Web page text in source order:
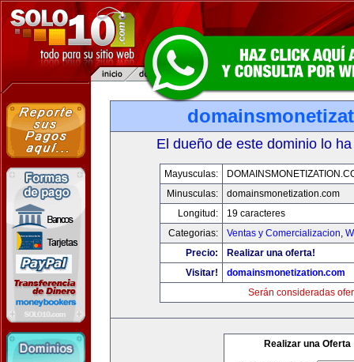
El dueño de este dominio lo
Mayusculas:
Minusculas:
domainsmonetization.com
Longitud:
19 caracteres
Categorias:
Ventas y Comercializacion,
Precio:
Realizar una oferta!
Visitar!
domainsmonetization.com
Serán consideradas
Realizar una Oferta